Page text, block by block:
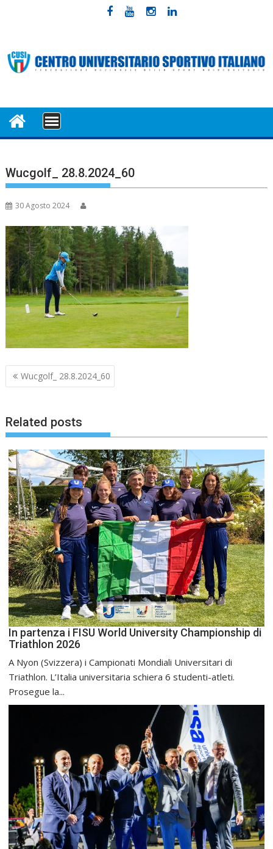
MENU
Wucgolf_ 28.8.2024_60
30 Agosto 2024
Navigazione
articoli
Wucgolf_ 28.8.2024_60
Related posts
In partenza i FISU World University Championship di
Triathlon 2026
A Nyon (Svizzera) i Campionati Mondiali Universitari di
Triathlon. L’Italia universitaria schiera 6 studenti-atleti.
Prosegue la...